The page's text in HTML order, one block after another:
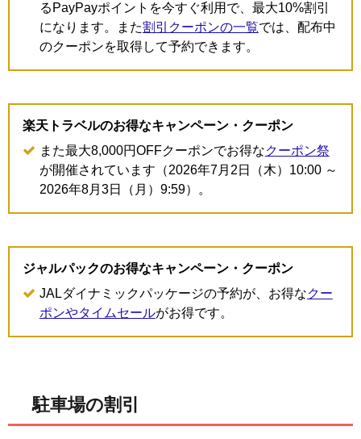
るPayPayポイントを今すぐ利用で、最大10%割引
になります。また割引クーポンの一覧では、配布中
のクーポンを取得して予約できます。
楽天トラベルのお得なキャンペーン・クーポン
また最大8,000円OFFクーポンでお得なクーポン祭
が開催されています（2026年7月2日（木）10:00 ～
2026年8月3日（月）9:59）。
ジャルパックのお得なキャンペーン・クーポン
JALダイナミックパッケージの予約が、お得なクー
ポンやタイムセールがお得です。
駐車場の割引